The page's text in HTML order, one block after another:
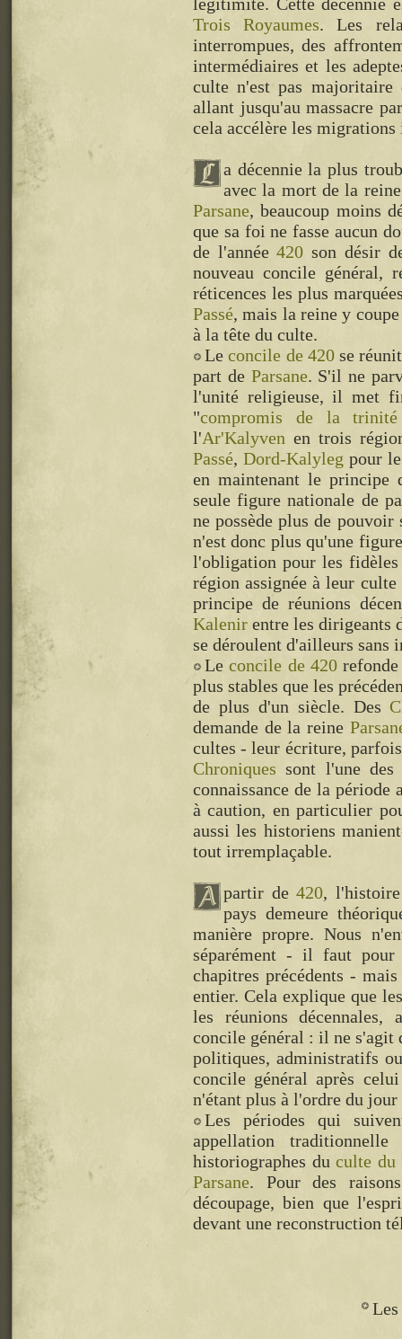
Trois Royaumes. Les
interrompues, des
intermédiaires et les
culte n'est pas majoritaire
allant jusqu'au massacre
cela accélère les
a décennie la plus
avec la mort de la
Parsane, beaucoup moins
que sa foi ne fasse aucun
de l'année420 son désir
nouveau concile général,
réticences les plus
Passé, mais la reine y
à la tête du culte.
Leconcile de 420se
part de Parsane. S'il ne
l'unité religieuse, il met
"compromis de la
l'Ar'Kalyven en trois
Passé,Dord-Kalyleg pour
en maintenant le
seule figure nationale de
ne possède plus de
n'est donc plus qu'une
l'obligation pour les
région assignée à leur
principe de réunions
Kalenir entre les dirigeants
se déroulent d'ailleurs sans
Leconcile de 420
plus stables que les
de plus d'un siècle. Des
demande de la reine
cultes - leur écriture,
Chroniques sont l'une des
connaissance de la période
à caution, en particulier
aussi les historiens
tout irremplaçable.
partir de420,
pays demeure
manière propre. Nous
séparément - il faut pour
chapitres précédents -
entier. Cela explique que
les réunions décennales,
concile général : il ne s'agit
politiques, administratifs
concile général après
n'étant plus à l'ordre du jour
Les périodes qui
appellation
historiographes duculte du
Parsane. Pour des
découpage, bien que
devant une reconstruction
Les